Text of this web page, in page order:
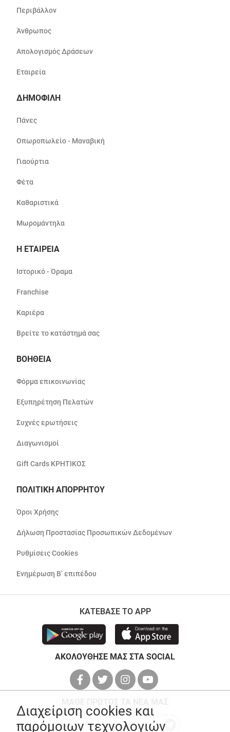
Περιβάλλον
Άνθρωπος
Απολογισμός Δράσεων
Εταιρεία
ΔΗΜΟΦΙΛΗ
Πάνες
Οπωροπωλείο - Μαναβική
Γιαούρτια
Φέτα
Καθαριστικά
Μωρομάντηλα
Η ΕΤΑΙΡΕΙΑ
Ιστορικό - Όραμα
Franchise
Καριέρα
Βρείτε το κατάστημά σας
ΒΟΗΘΕΙΑ
Φόρμα επικοινωνίας
Εξυπηρέτηση Πελατών
Συχνές ερωτήσεις
Διαγωνισμοί
Gift Cards ΚΡΗΤΙΚΟΣ
ΠΟΛΙΤΙΚΗ ΑΠΟΡΡΗΤΟΥ
Όροι Χρήσης
Δήλωση Προστασίας Προσωπικών Δεδομένων
Ρυθμίσεις Cookies
Ενημέρωση Β’ επιπέδου
ΚΑΤΕΒΑΣΕ ΤΟ APP
ΑΚΟΛΟΥΘΗΣΕ ΜΑΣ ΣΤΑ SOCIAL
Διαχείριση cookies και
παρόμοιων τεχνολογιών